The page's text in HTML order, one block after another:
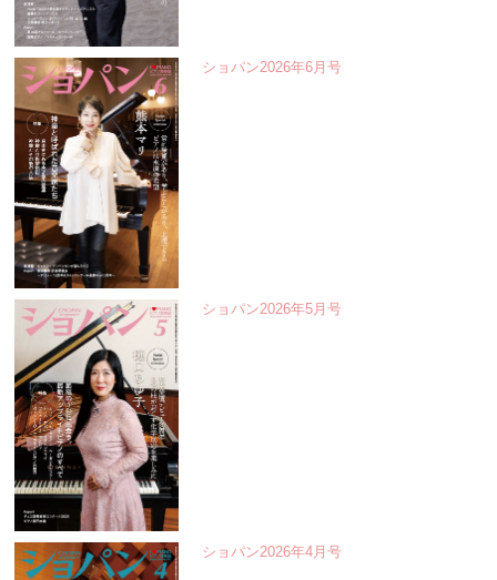
ショパン2026年6月号
ショパン2026年5月号
ショパン2026年4月号